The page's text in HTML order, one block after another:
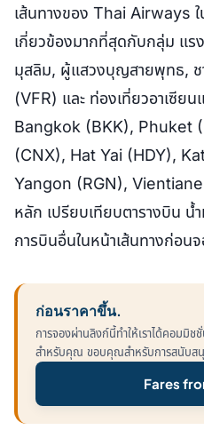
เส้นทางของ Thai Airways ใ
เกี่ยวข้องมากที่สุดกับกลุ่ม แร
มุสลิม, ผู้แสวงบุญสายพุทธ,
(VFR) และ ท่องเที่ยวอาเซีย
Bangkok (BKK), Phuket
(CNX), Hat Yai (HDY),
Yangon (RGN), Vientiane
หลัก เปรียบเทียบตารางบิน น้
การบินอื่นในหน้าเส้นทางก่อน
ก่อนราคาขึ้น.
การจองผ่านลิงก์นี้ทำให้เราได้คอมมิ
สำหรับคุณ ขอบคุณสำหรับการสนับส
Fares